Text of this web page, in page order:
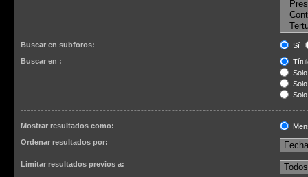
Buscar en subforos:
Sí
Buscar en :
Mostrar resultados como:
Ordenar resultados por:
Limitar resultados previos a: